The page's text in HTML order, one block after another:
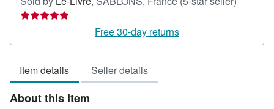
out
Free 30-day returns
Item details Seller details
About this Item